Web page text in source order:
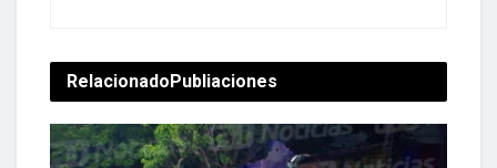
RelacionadoPubliaciones